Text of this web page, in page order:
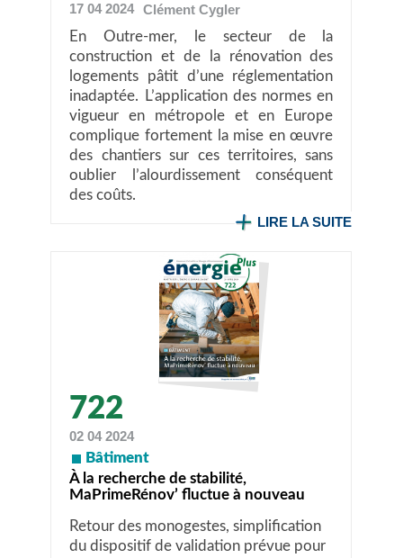
17 04 2024 ClémentCygler
En Outre-mer, le secteur de la
construction et de la rénovation des
logements pâtit d’une réglementation
inadaptée. L’application des normes en
vigueur en métropole et en Europe
complique fortement la mise en œuvre
des chantiers sur ces territoires, sans
oublier l’alourdissement conséquent
des coûts.
LIRE LA SUITE
722
02 04 2024
Bâtiment
À la recherche de stabilité,
MaPrimeRénov’ fluctue à nouveau
Retour des monogestes, simplification
du dispositif de validation prévue pour